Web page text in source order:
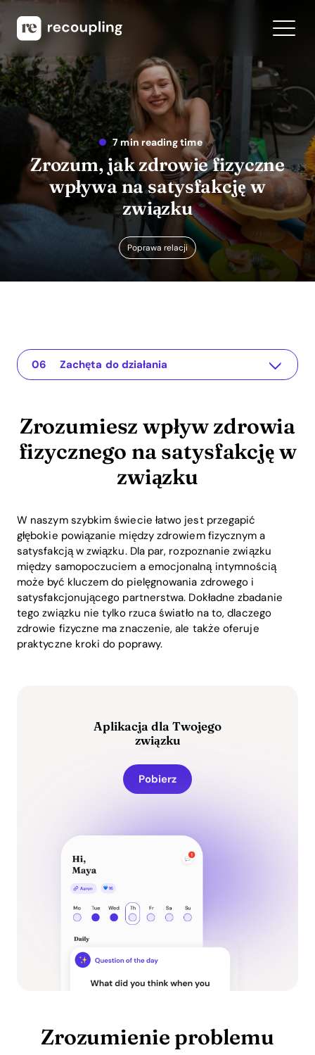
7 min reading time
Zrozum, jak zdrowie fizyczne
wpływa na satysfakcję w
związku
Poprawa relacji
Zrozumiesz wpływ zdrowia fizycznego na satysfakcję w związku
Aplikacja dla Twojego związku
Zrozumienie problemu
Praktyczne rozwiązania i spostrzeżenia
Podsumowanie lub wnioski
Zachęta do działania
Zrozumiesz wpływ zdrowia
fizycznego na satysfakcję w
związku
W naszym szybkim świecie łatwo jest przegapić
głębokie powiązanie między zdrowiem fizycznym a
satysfakcją w związku. Dla par, rozpoznanie związku
między samopoczuciem a emocjonalną intymnością
może być kluczem do pielęgnowania zdrowego i
satysfakcjonującego partnerstwa. Dokładne zbadanie
tego związku nie tylko rzuca światło na to, dlaczego
zdrowie fizyczne ma znaczenie, ale także oferuje
praktyczne kroki do poprawy.
Aplikacja dla Twojego
związku
Pobierz
Zrozumienie problemu